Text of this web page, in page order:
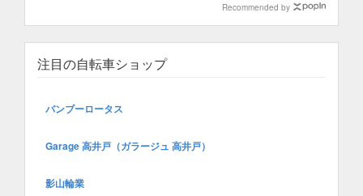
Recommended by
注目の自転車ショップ
バンブーロータス
Garage 高井戸（ガラージュ 高井戸）
影山輪業